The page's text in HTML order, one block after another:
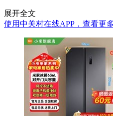
展开全文
使用中关村在线APP，查看更